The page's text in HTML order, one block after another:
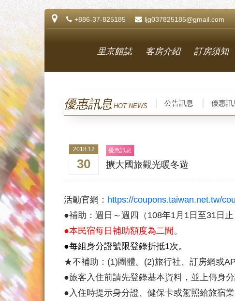
+886-37-825185 ljg037825185@gmail.com
里京館誌 客房介紹 訂房須知
優惠訊息 HOT NEWS 公告訊息 優惠訊
2018.12
30
優惠訊息
擴大國旅觀光暖冬遊
活動官網： https://coupons.taiwan.net.tw/
●補助：週日～週四（108年1月1日至31日止
●本民宿每日補助額度為二間。
●每組身分證號限登錄折抵1次。
★不補助：(1)團體。(2)旅行社、訂房網或
●旅客入住前請先登錄基本資料，並上傳身
●入住時提示身分證、健保卡或駕照給旅宿業